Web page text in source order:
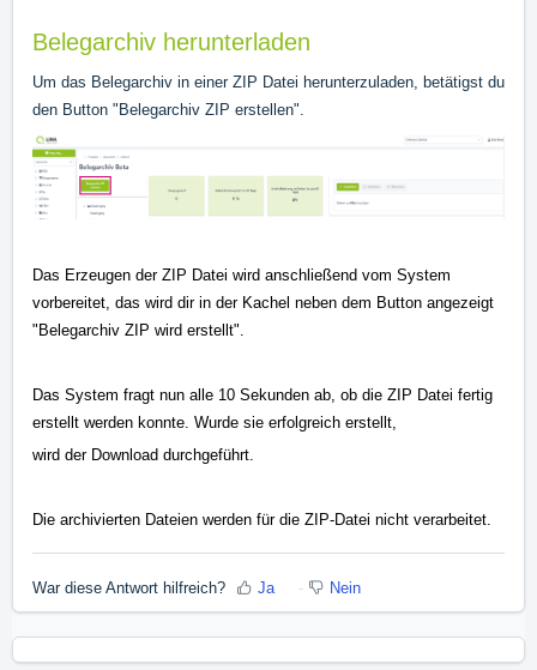
Belegarchiv herunterladen
Um das Belegarchiv in einer ZIP Datei herunterzuladen, betätigst du
den Button "Belegarchiv ZIP erstellen".
Das Erzeugen der ZIP Datei wird anschließend vom System
vorbereitet, das wird dir in der Kachel neben dem Button angezeigt
"Belegarchiv ZIP wird erstellt".
Das System fragt nun alle 10 Sekunden ab, ob die ZIP Datei fertig
erstellt werden konnte. Wurde sie erfolgreich erstellt,
wird der Download durchgeführt.
Die archivierten Dateien werden für die ZIP-Datei nicht verarbeitet.
War diese Antwort hilfreich? Ja Nein